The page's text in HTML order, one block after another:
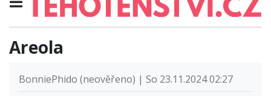
Areola
BonniePhido (neověřeno) | So 23.11.2024 02:27